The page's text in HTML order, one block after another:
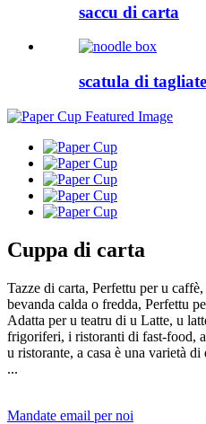
saccu di carta
scatula di
Cuppa di carta
Tazze di carta, Perfettu per u
bevanda calda o fredda, Perfettu
Adatta per u teatru di u Latte, u
frigoriferi, i ristoranti di fast-food,
u ristorante, a casa è una varietà
...
Mandate email per noi